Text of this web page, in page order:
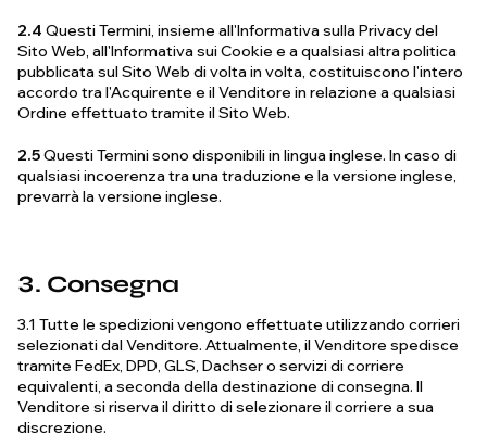
2.4 Questi Termini, insieme all'Informativa sulla Privacy del
Sito Web, all'Informativa sui Cookie e a qualsiasi altra politica
pubblicata sul Sito Web di volta in volta, costituiscono l'intero
accordo tra l'Acquirente e il Venditore in relazione a qualsiasi
Ordine effettuato tramite il Sito Web.
2.5Questi Termini sono disponibili in lingua inglese. In caso di
qualsiasi incoerenza tra una traduzione e la versione inglese,
prevarrà la versione inglese.
3. Consegna
3.1 Tutte le spedizioni vengono effettuate utilizzando corrieri
selezionati dal Venditore. Attualmente, il Venditore spedisce
tramite FedEx, DPD, GLS, Dachser o servizi di corriere
equivalenti, a seconda della destinazione di consegna. Il
Venditore si riserva il diritto di selezionare il corriere a sua
discrezione.